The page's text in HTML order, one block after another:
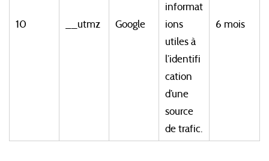
10 __utmz Google
informat
ions
utiles à
l’identifi
cation
d’une
source
de trafic.
6 mois